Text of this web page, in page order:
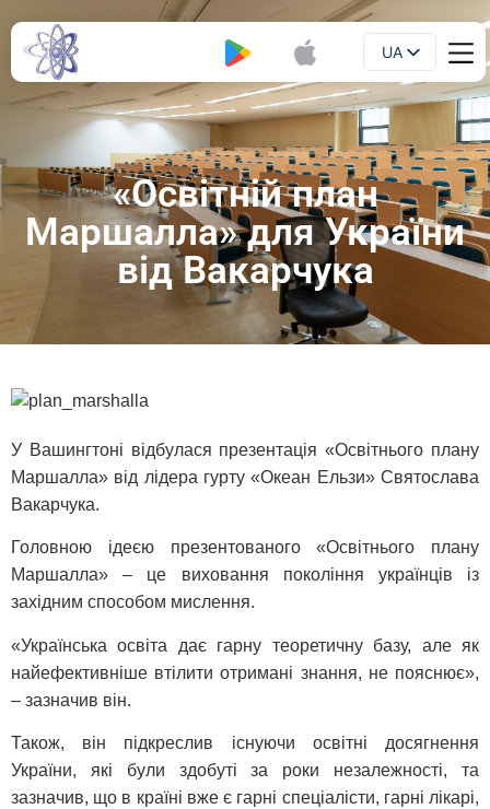
UA
EN
«Освітній план
Маршалла» для України
від Вакарчука
У Вашингтоні відбулася презентація «Освітнього плану
Маршалла» від лідера гурту «Океан Ельзи» Святослава
Вакарчука.
Головною ідеєю презентованого «Освітнього плану
Маршалла» – це виховання покоління українців із
західним способом мислення.
«Українська освіта дає гарну теоретичну базу, але як
найефективніше втілити отримані знання, не пояснює»,
– зазначив він.
Також, він підкреслив існуючи освітні досягнення
України, які були здобуті за роки незалежності, та
зазначив, що в країні вже є гарні спеціалісти, гарні лікарі,